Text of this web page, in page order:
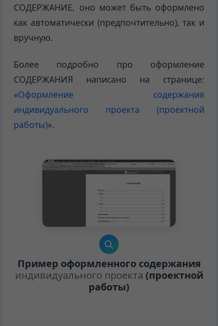
СОДЕРЖАНИЕ, оно может быть оформлено
как автоматически (предпочтительно), так и
вручную.
Более подробно про оформление
СОДЕРЖАНИЯ написано на странице:
«Оформление содержания
индивидуального проекта (проектной
работы)».
Пример оформленного содержания
индивидуального проекта (проектной
работы)